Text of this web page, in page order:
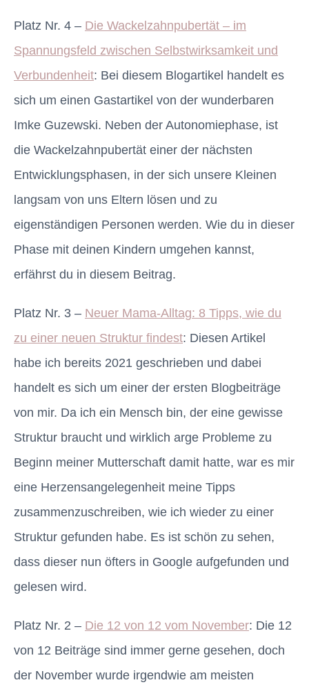
Platz Nr. 4 – Die Wackelzahnpubertät – im
Spannungsfeld zwischen Selbstwirksamkeit und
Verbundenheit: Bei diesem Blogartikel handelt es
sich um einen Gastartikel von der wunderbaren
Imke Guzewski. Neben der Autonomiephase, ist
die Wackelzahnpubertät einer der nächsten
Entwicklungsphasen, in der sich unsere Kleinen
langsam von uns Eltern lösen und zu
eigenständigen Personen werden. Wie du in dieser
Phase mit deinen Kindern umgehen kannst,
erfährst du in diesem Beitrag.
Platz Nr. 3 – Neuer Mama-Alltag: 8 Tipps, wie du
zu einer neuen Struktur findest: Diesen Artikel
habe ich bereits 2021 geschrieben und dabei
handelt es sich um einer der ersten Blogbeiträge
von mir. Da ich ein Mensch bin, der eine gewisse
Struktur braucht und wirklich arge Probleme zu
Beginn meiner Mutterschaft damit hatte, war es mir
eine Herzensangelegenheit meine Tipps
zusammenzuschreiben, wie ich wieder zu einer
Struktur gefunden habe. Es ist schön zu sehen,
dass dieser nun öfters in Google aufgefunden und
gelesen wird.
Platz Nr. 2 – Die 12 von 12 vom November: Die 12
von 12 Beiträge sind immer gerne gesehen, doch
der November wurde irgendwie am meisten